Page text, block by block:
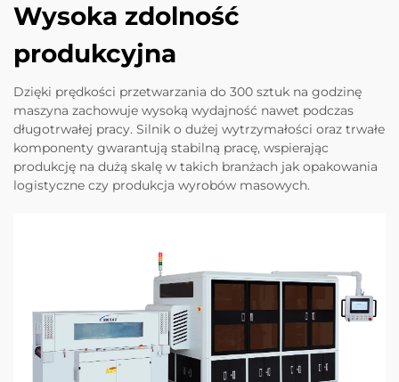
Wysoka zdolność
produkcyjna
Dzięki prędkości przetwarzania do 300 sztuk na godzinę
maszyna zachowuje wysoką wydajność nawet podczas
długotrwałej pracy. Silnik o dużej wytrzymałości oraz trwałe
komponenty gwarantują stabilną pracę, wspierając
produkcję na dużą skalę w takich branżach jak opakowania
logistyczne czy produkcja wyrobów masowych.